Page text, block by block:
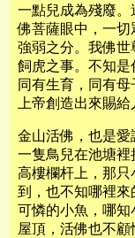
一點兒成為殘廢
佛菩薩眼中，一
強弱之分。我佛
飼虎之事。不知是
同有生育，同有
上帝創造出來賜給
金山活佛，也是
一隻鳥兒在池塘
高樓欄杆上，那
到，也不知哪裡來
可憐的小魚，哪知
屋頂，活佛也不